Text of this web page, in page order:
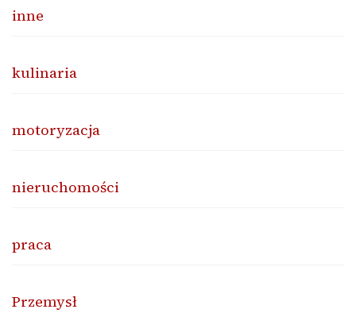
inne
kulinaria
motoryzacja
nieruchomości
praca
Przemysł